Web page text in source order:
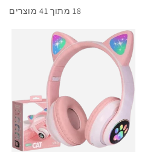
18 מתוך 41 מוצרים